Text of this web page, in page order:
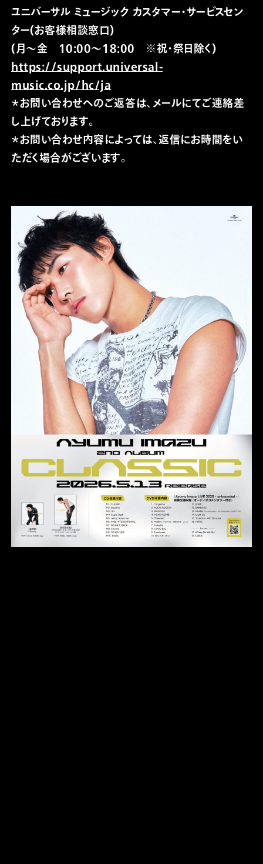
ユニバーサル ミュージック カスタマー・サービスセン
ター(お客様相談窓口)
(月～金 10:00～18:00 ※祝・祭日除く)
https://support.universal-
music.co.jp/hc/ja
＊お問い合わせへのご返答は、メールにてご連絡差
し上げております。
＊お問い合わせ内容によっては、返信にお時間をい
ただく場合がございます。